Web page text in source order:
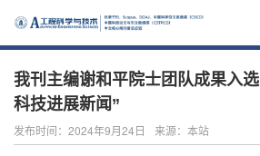
我刊主编谢和平院士团队成果入
科技进展新闻”
发布时间：2024年9月24日 来源：本站